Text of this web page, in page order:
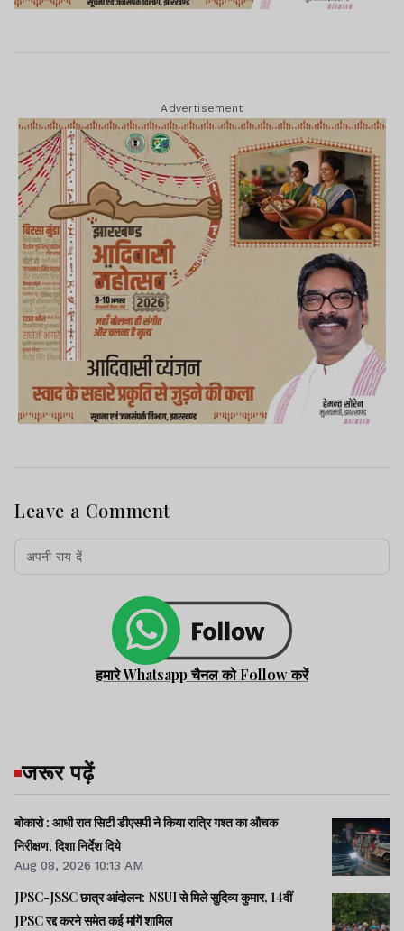
Advertisement
Leave a Comment
हमारे Whatsapp चैनल को Follow करें
जरूर पढ़ें
बोकारो : आधी रात सिटी डीएसपी ने किया रात्रि गश्त का औचक
निरीक्षण, दिशा निर्देश दिये
Aug 08, 2026 10:13 AM
JPSC-JSSC छात्र आंदोलन: NSUI से मिले सुदिव्य कुमार, 14वीं
JPSC रद्द करने समेत कई मांगें शामिल